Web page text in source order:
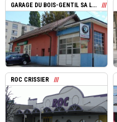
GARAGE DU BOIS-GENTIL SA L...
ROC CRISSIER